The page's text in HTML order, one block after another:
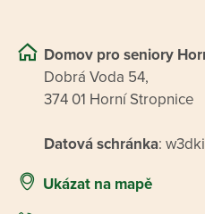
Domov pro seniory
Dobrá Voda 54,
374 01 Horní Stropnice
Datová schránka:
Ukázat na mapě